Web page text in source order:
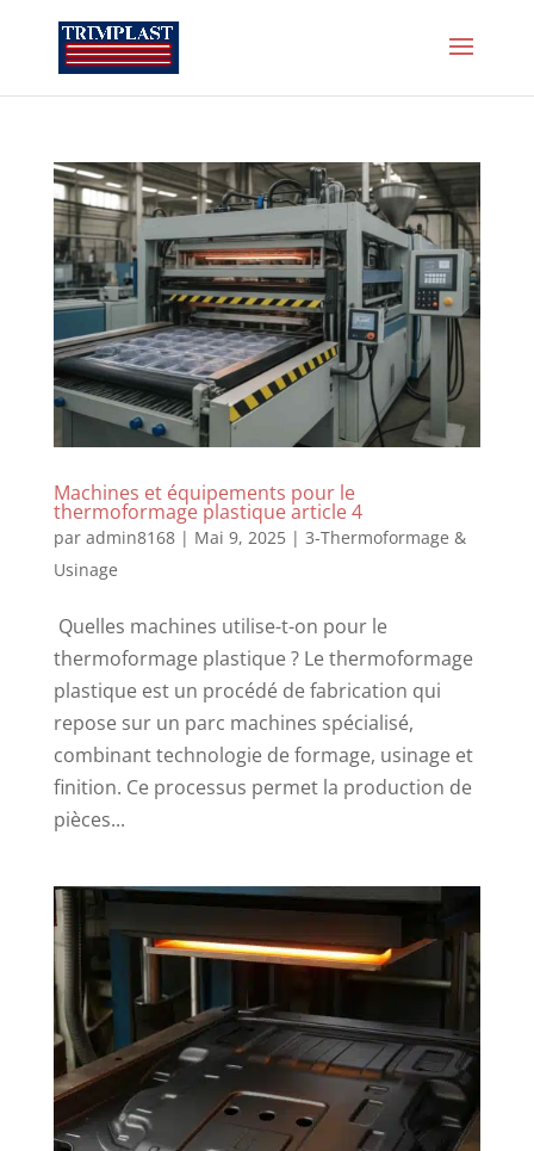
Machines et équipements pour le
thermoformage plastique article 4
par admin8168| Mai 9, 2025| 3-Thermoformage &
Usinage
Quelles machines utilise-t-on pour le
thermoformage plastique ? Le thermoformage
plastique est un procédé de fabrication qui
repose sur un parc machines spécialisé,
combinant technologie de formage, usinage et
finition. Ce processus permet la production de
pièces...